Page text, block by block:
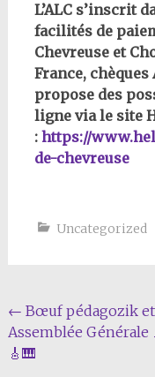
L’ALC s’inscrit
facilités de
Chevreuse et
France, chèques
propose des
ligne via le site
: https://
de-chevreuse
Uncategorized
Navigation
de
← Bœuf pédagozik et
Assemblée Générale
🎸🎹